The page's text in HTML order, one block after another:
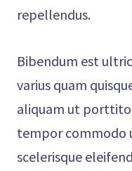
repellendus.
Bibendum est
varius quam
aliquam ut
tempor commodo
scelerisque